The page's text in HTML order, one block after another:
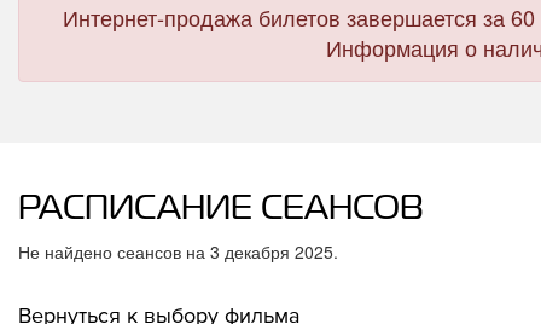
Интернет-продажа билетов завершается за
Информация о
РАСПИСАНИЕ СЕАНСОВ
Не найдено сеансов на 3 декабря 2025.
Вернуться к выбору фильма